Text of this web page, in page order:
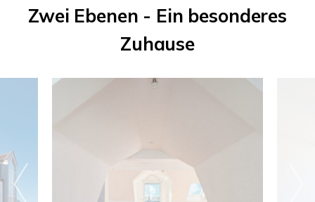
Zwei Ebenen - Ein besonderes
Zuhause